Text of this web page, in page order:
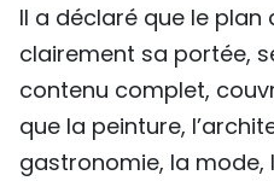
Il a déclaré que le plan
clairement sa portée,
contenu complet,
que la peinture,
gastronomie, la mode,